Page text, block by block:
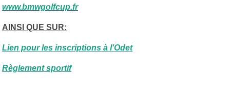
www.bmwgolfcup.fr
AINSI QUE SUR:
Lien pour les inscriptions à l'Odet
Règlement sportif